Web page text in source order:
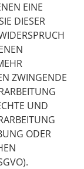
EINE
DIESER
ZWINGENDE
UND
ODER